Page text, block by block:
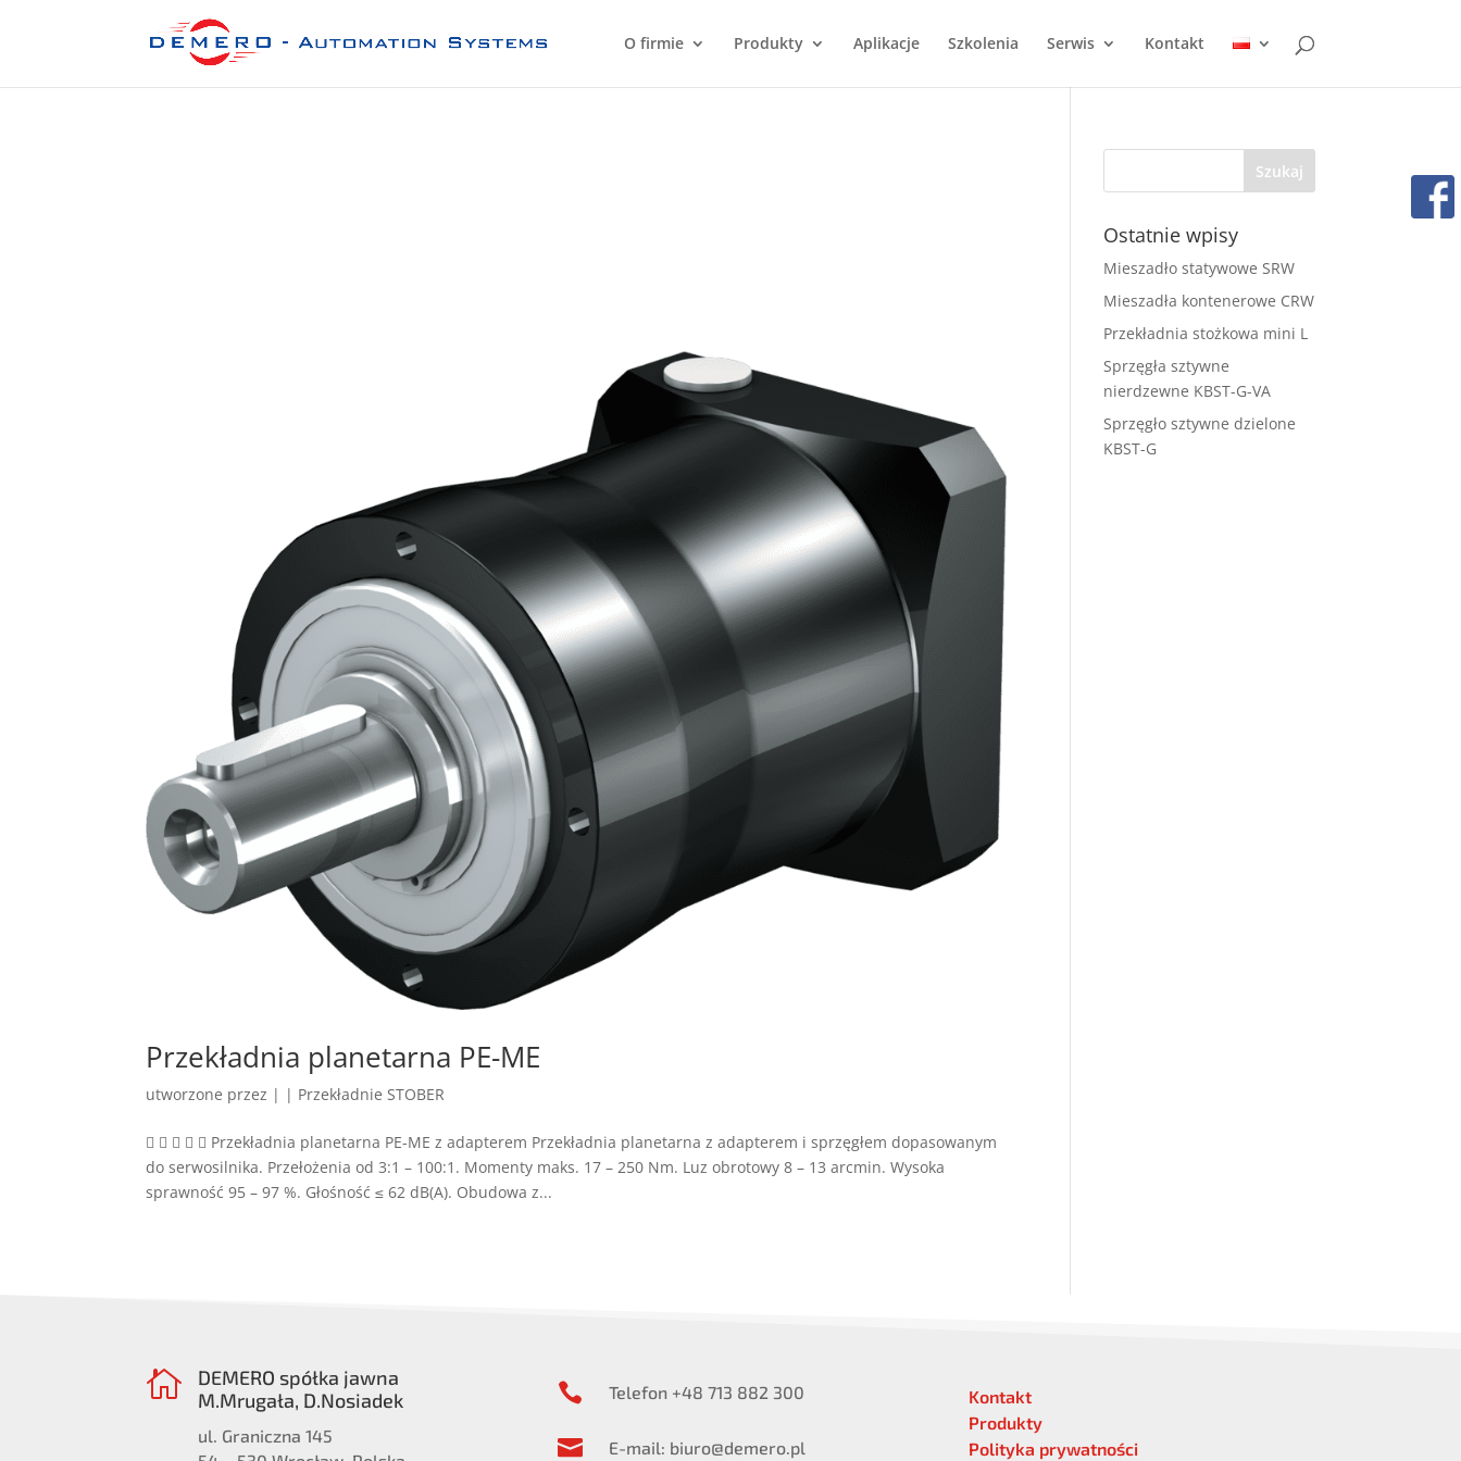
O firmie Produkty Aplikacje Szkolenia Serwis Kontakt
Przekładnia planetarna PE-ME
utworzone przez | | Przekładnie STOBER
     Przekładnia planetarna PE-ME z adapterem Przekładnia planetarna z adapterem i sprzęgłem dopasowanym
do serwosilnika. Przełożenia od 3:1 – 100:1. Momenty maks. 17 – 250 Nm. Luz obrotowy 8 – 13 arcmin. Wysoka
sprawność 95 – 97 %. Głośność ≤ 62 dB(A). Obudowa z...
Ostatnie wpisy
Mieszadło statywowe SRW
Mieszadła kontenerowe CRW
Przekładnia stożkowa mini L
Sprzęgła sztywne
nierdzewne KBST-G-VA
Sprzęgło sztywne dzielone
KBST-G

DEMERO spółka jawna
M.Mrugała, D.Nosiadek
ul. Graniczna 145
 Telefon +48 713 882 300
 E-mail: biuro@demero.pl
Kontakt
Produkty
Polityka prywatności